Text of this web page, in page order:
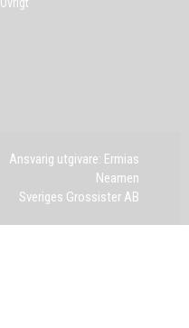
Ansvarig utgivare: Ermias
Neamen
Sveriges Grossister AB